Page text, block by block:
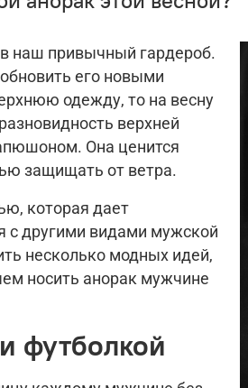
наш привычный гардероб.
его новыми
одежду, то на весну
верхней
Она ценится
защищать от ветра.
которая дает
с другими видами мужской
несколько модных идей,
носить анорак мужчине
футболкой